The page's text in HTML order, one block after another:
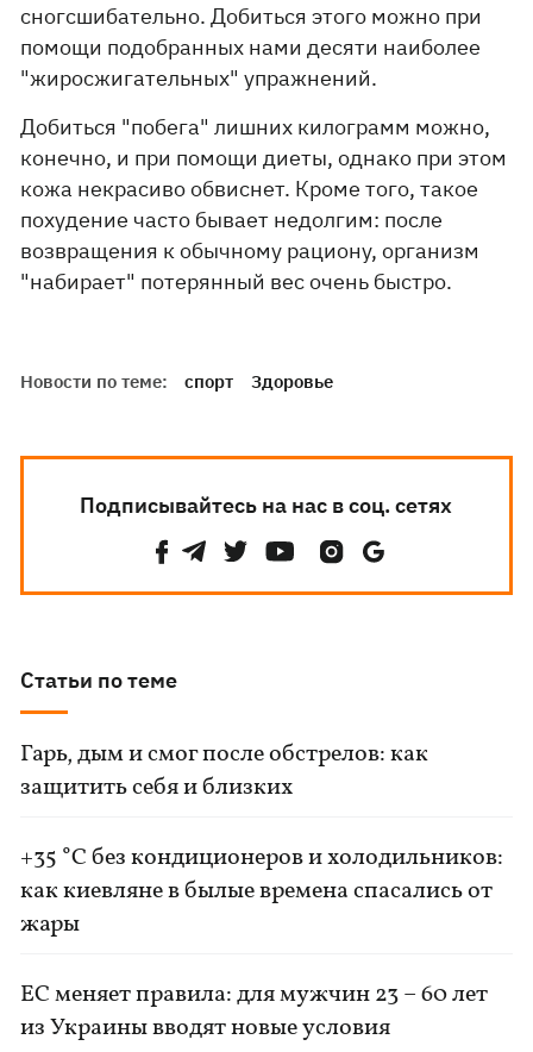
сногсшибательно. Добиться этого можно при
помощи подобранных нами десяти наиболее
"жиросжигательных" упражнений.
Добиться "побега" лишних килограмм можно,
конечно, и при помощи диеты, однако при этом
кожа некрасиво обвиснет. Кроме того, такое
похудение часто бывает недолгим: после
возвращения к обычному рациону, организм
"набирает" потерянный вес очень быстро.
Новости по теме: спорт Здоровье
Подписывайтесь на нас в соц. сетях
Статьи по теме
Гарь, дым и смог после обстрелов: как
защитить себя и близких
+35 °C без кондиционеров и холодильников:
как киевляне в былые времена спасались от
жары
ЕС меняет правила: для мужчин 23 – 60 лет
из Украины вводят новые условия